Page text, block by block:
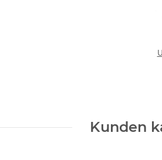
Kunden